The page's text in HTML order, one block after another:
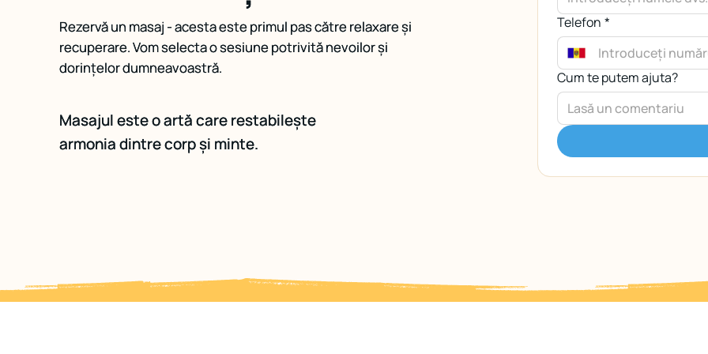
Rezervă un masaj - acesta este primul pas către relaxare și
recuperare. Vom selecta o sesiune potrivită nevoilor și
dorințelor dumneavoastră.
Masajul este o artă care restabilește
armonia dintre corp și minte.
Telefon *
Cum te putem ajuta?
Rezervă un masaj - acesta este primul pas către relaxare și
recuperare. Vom selecta o sesiune potrivită nevoilor și
dorințelor dumneavoastră.
Masajul este o artă care restabilește
armonia dintre corp și minte.
Telefon *
Cum te putem ajuta?